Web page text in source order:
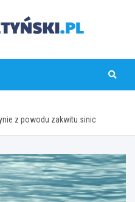
z powodu zakwitu sinic